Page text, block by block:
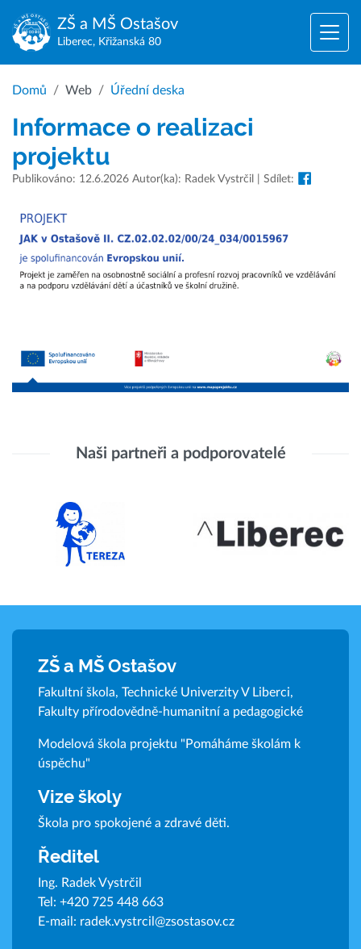
ZŠ a MŠ Ostašov
Liberec, Křižanská 80
Domů Web Úřední deska
Informace o realizaci
projektu
Publikováno: 12.6.2026 Autor(ka): Radek Vystrčil | Sdílet:
Naši partneři a podporovatelé
ZŠ a MŠ Ostašov
Fakultní škola, Technické Univerzity V Liberci,
Fakulty přírodovědně-humanitní a pedagogické
Modelová škola projektu "Pomáháme školám k
úspěchu"
Vize školy
Škola pro spokojené a zdravé děti.
Ředitel
Ing. Radek Vystrčil
Tel: +420 725 448 663
E-mail: radek.vystrcil@zsostasov.cz